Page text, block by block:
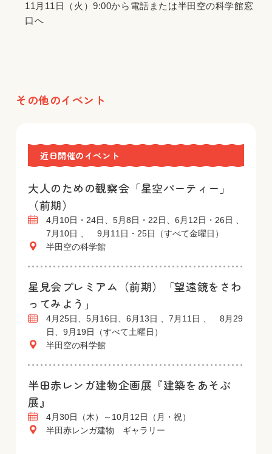
11月11日（火）9:00から電話または半田空の科学館窓
口へ
その他のイベント
近日開催のイベント
大人のための観察会「星空パーティー」
（前期）
4月10日・24日、5月8日・22日、6月12日・26日 、
7月10日 、 9月11日・25日（すべて金曜日）
半田空の科学館
星見会プレミアム（前期）「望遠鏡をさわ
ってみよう」
4月25日、5月16日、6月13日 、7月11日 、 8月29
日、9月19日（すべて土曜日）
半田空の科学館
半田赤レンガ建物企画展『建築をあそぶ
展』
4月30日（木）～10月12日（月・祝）
半田赤レンガ建物 ギャラリー